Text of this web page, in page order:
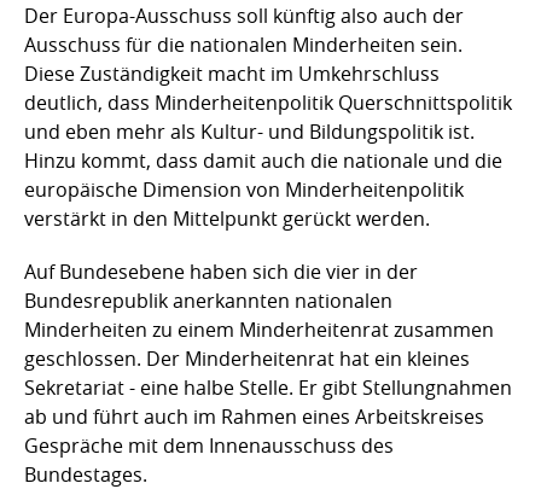
Der Europa-Ausschuss soll künftig also auch der
Ausschuss für die nationalen Minderheiten sein.
Diese Zuständigkeit macht im Umkehrschluss
deutlich, dass Minderheitenpolitik Querschnittspolitik
und eben mehr als Kultur- und Bildungspolitik ist.
Hinzu kommt, dass damit auch die nationale und die
europäische Dimension von Minderheitenpolitik
verstärkt in den Mittelpunkt gerückt werden.
Auf Bundesebene haben sich die vier in der
Bundesrepublik anerkannten nationalen
Minderheiten zu einem Minderheitenrat zusammen
geschlossen. Der Minderheitenrat hat ein kleines
Sekretariat - eine halbe Stelle. Er gibt Stellungnahmen
ab und führt auch im Rahmen eines Arbeitskreises
Gespräche mit dem Innenausschuss des
Bundestages.